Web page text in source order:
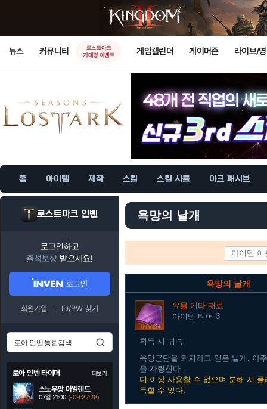
뉴스 커뮤니티
로스트아크
기대평 이벤트
게임캘린더 게이머존 라이브/
홈 아이템 제작 스킬 스킬 시뮬 아크 패시브
로스트아크 인벤
로그인하고
출석보상 받으세요!
로그인
회원가입 ID/PW 찾기
로아 인벤 타이머 더보기
스노우팡 아일랜드
07일 21:00 (-09:32:27)
욕망의 날개
욕망의 날개
유물 기타 재료
아이템 티어 3
획득 시 귀속
욕망군단을 퇴치하고 얻은 날개. 아
을 자랑한다.
더 이상 사용할 수 없으며 분해 시
득할 수 있다.